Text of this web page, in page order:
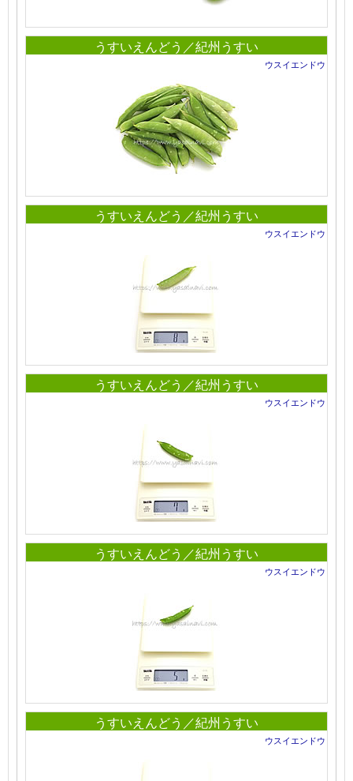
うすいえんどう／紀州うすい
ウスイエンドウ
うすいえんどう／紀州うすい
ウスイエンドウ
うすいえんどう／紀州うすい
ウスイエンドウ
うすいえんどう／紀州うすい
ウスイエンドウ
うすいえんどう／紀州うすい
ウスイエンドウ